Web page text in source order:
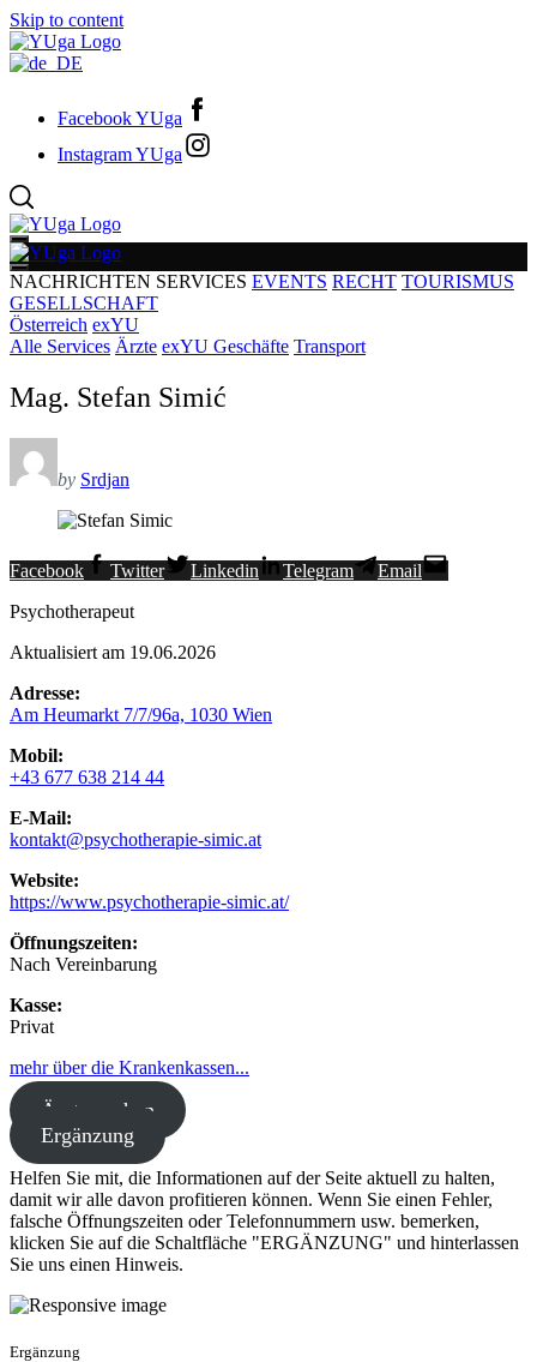
Skip to content
Facebook YUga
Instagram YUga
NACHRICHTEN SERVICES EVENTS RECHT TOURISMUS
GESELLSCHAFT
Österreich exYU
Alle Services Ärzte exYU Geschäfte Transport
Mag. Stefan Simić
by Srdjan
Facebook Twitter Linkedin Telegram
Email
Psychotherapeut
Aktualisiert am 19.06.2026
Adresse:
Am Heumarkt 7/7/96a, 1030 Wien
Mobil:
+43 677 638 214 44
E-Mail:
kontakt@psychotherapie-simic.at
Website:
https://www.psychotherapie-simic.at/
Öffnungszeiten:
Nach Vereinbarung
Kasse:
Privat
mehr über die Krankenkassen...
Ärzte suchen
Ergänzung
Helfen Sie mit, die Informationen auf der Seite aktuell zu halten,
damit wir alle davon profitieren können. Wenn Sie einen Fehler,
falsche Öffnungszeiten oder Telefonnummern usw. bemerken,
klicken Sie auf die Schaltfläche "ERGÄNZUNG" und hinterlassen
Sie uns einen Hinweis.
Ergänzung